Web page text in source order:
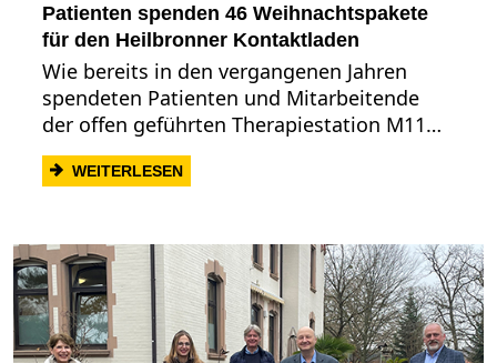
Patienten spenden 46 Weihnachtspakete
für den Heilbronner Kontaktladen
Wie bereits in den vergangenen Jahren
spendeten Patienten und Mitarbeitende
der offen geführten Therapiestation M11…
WEITERLESEN: PATIENTEN SPENDEN 46